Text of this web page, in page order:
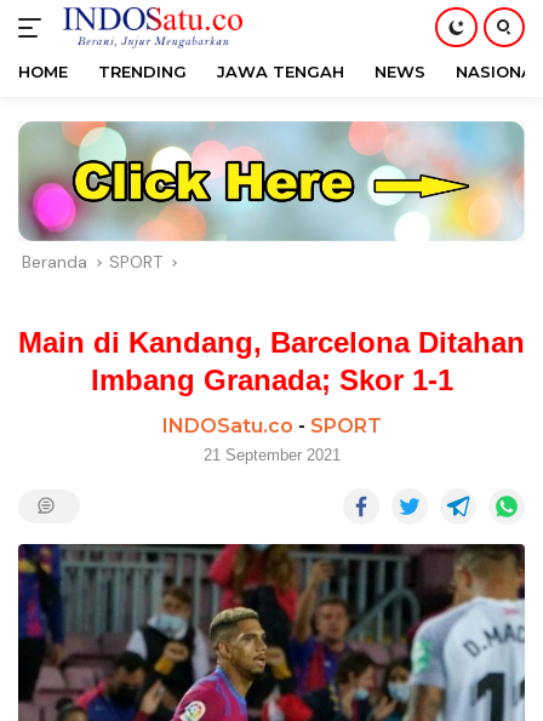
konten
HOME TRENDING JAWA TENGAH NEWS NASIONAL
Beranda SPORT
Main di Kandang, Barcelona Ditahan
Imbang Granada; Skor 1-1
INDOSatu.co - SPORT
21 September 2021